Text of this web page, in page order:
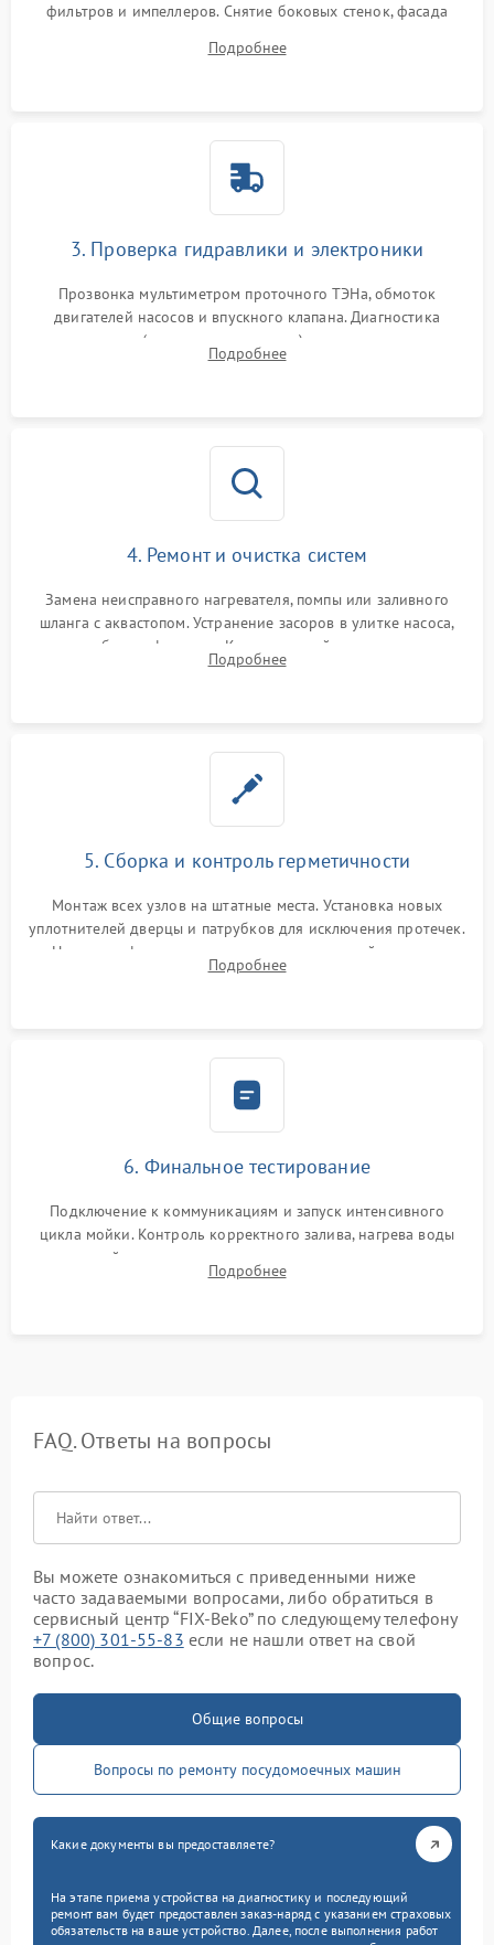
фильтров и импеллеров. Снятие боковых стенок, фасада
циркуляционному насосу, ТЭНу и сливной помпе.
Подробнее
3. Проверка гидравлики и электроники
Прозвонка мультиметром проточного ТЭНа, обмоток
двигателей насосов и впускного клапана. Диагностика
прессостата (датчика уровня воды), датчика мутности,
концевика дверцы и электронного модуля управления.
Подробнее
4. Ремонт и очистка систем
Замена неисправного нагревателя, помпы или заливного
шланга с аквастопом. Устранение засоров в улитке насоса,
патрубках и фильтрах. Компонентный ремонт платы
управления, восстановление поврежденной проводки.
Подробнее
5. Сборка и контроль герметичности
Монтаж всех узлов на штатные места. Установка новых
уплотнителей дверцы и патрубков для исключения протечек.
Надежная фиксация хомутов гидравлической системы,
сборка корпуса и установка датчика поплавка.
Подробнее
6. Финальное тестирование
Подключение к коммуникациям и запуск интенсивного
цикла мойки. Контроль корректного залива, нагрева воды
до нужной температуры, отсутствия посторонних шумов,
штатного слива и абсолютной сухости в поддоне.
Подробнее
FAQ. Ответы на вопросы
Вы можете ознакомиться с приведенными ниже
часто задаваемыми вопросами, либо обратиться в
сервисный центр “FIX-Beko” по следующему телефону
+7 (800) 301-55-83 если не нашли ответ на свой
вопрос.
Общие вопросы
Вопросы по ремонту посудомоечных машин
Какие документы вы предоставляете?
На этапе приема устройства на диагностику и последующий
ремонт вам будет предоставлен заказ-наряд с указанием страховых
обязательств на ваше устройство. Далее, после выполнения работ